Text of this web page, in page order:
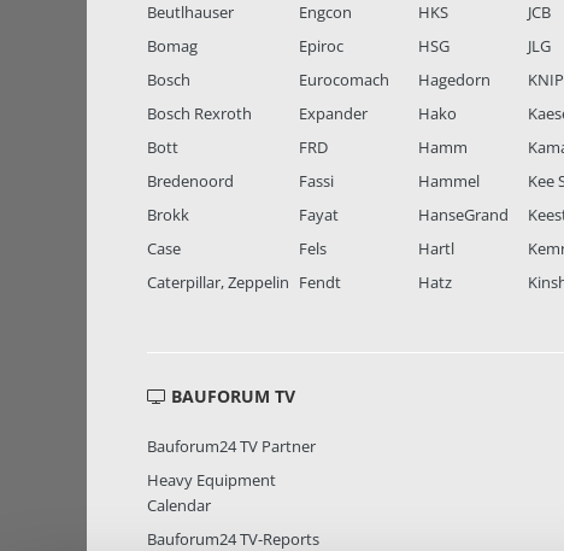
Beutlhauser
Bomag
Bosch
Bosch Rexroth
Bott
Bredenoord
Brokk
Case
Caterpillar, Zeppelin
Engcon
Epiroc
Eurocomach
Expander
FRD
Fassi
Fayat
Fels
Fendt
HKS
HSG
Hagedorn
Hako
Hamm
Hammel
HanseGrand
Hartl
Hatz
JCB
JLG
Kee
BAUFORUM TV
Bauforum24 TV Partner
Heavy Equipment
Calendar
Bauforum24 TV-Reports